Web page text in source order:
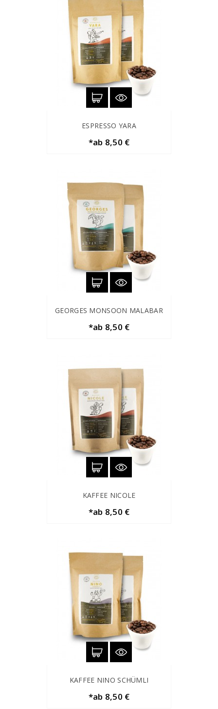
ESPRESSO YARA
*ab 8,50 €
GEORGES MONSOON MALABAR
*ab 8,50 €
KAFFEE NICOLE
*ab 8,50 €
KAFFEE NINO SCHÜMLI
*ab 8,50 €